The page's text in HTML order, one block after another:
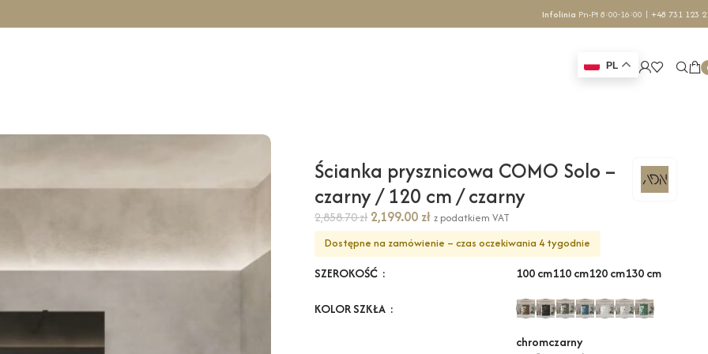
Infolinia Pn-Pt 8:00-16:00 | +48 731 123
PL
Ścianka prysznicowa COMO Solo –
czarny / 120 cm / czarny
2,858.70zł 2,199.00 zł z podatkiem VAT
Dostępne na zamówienie – czas oczekiwania 4 tygodnie
SZEROKOŚĆ 100 cm110 cm120 cm130 cm
KOLOR SZKŁA
chromczarny